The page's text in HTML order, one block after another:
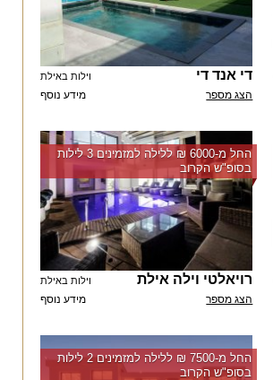
די אנד די וילות באילת
מידע נוסף הצג מספר
החל מ-‏6000 ₪ ללילה למזמינים 3 לילות
בסופ"ש הקרוב
רויאלטי וילה אילת וילות באילת
מידע נוסף הצג מספר
החל מ-‏7500 ₪ ללילה למזמינים 2 לילות
בסופ"ש הקרוב